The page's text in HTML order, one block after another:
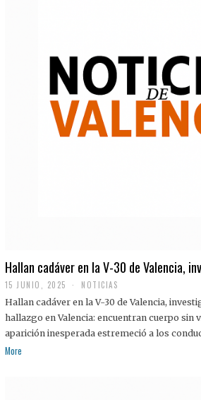
Hallan cadáver en la V-30 de Valencia,
15 JUNIO, 2025 NOTICIAS
Hallan cadáver en la V-30 de Valencia,
hallazgo en Valencia: encuentran cuerpo sin
aparición inesperada estremeció a los
More